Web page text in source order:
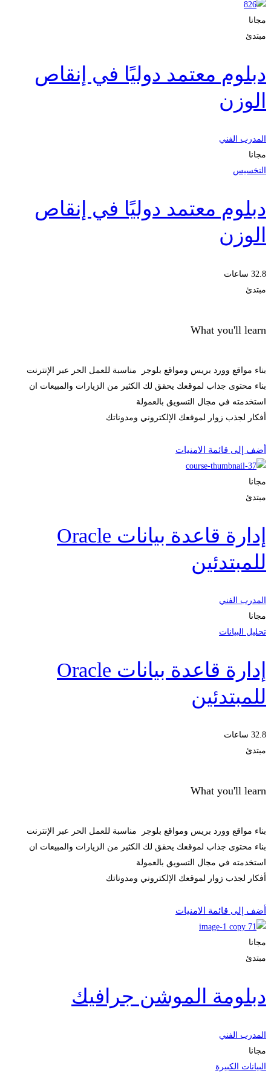
مجانا
مبتدئ
دبلوم معتمد دوليًا في إنقاص
الوزن
المدرب الفني
مجانا
التخسيس
دبلوم معتمد دوليًا في إنقاص
الوزن
32.8 ساعات
مبتدئ
What you'll learn
بناء مواقع وورد بريس ومواقع بلوجر مناسبة للعمل الحر عبر الإنترنت
بناء محتوى جذاب لموقعك يحقق لك الكثير من الزيارات والمبيعات ان
استخدمته في مجال التسويق بالعمولة
أفكار لجذب زوار لموقعك الإلكتروني ومدوناتك
أضف إلى قائمة الامنيات
مجانا
مبتدئ
إدارة قاعدة بيانات Oracle
للمبتدئين
المدرب الفني
مجانا
تحليل البيانات
إدارة قاعدة بيانات Oracle
للمبتدئين
32.8 ساعات
مبتدئ
What you'll learn
بناء مواقع وورد بريس ومواقع بلوجر مناسبة للعمل الحر عبر الإنترنت
بناء محتوى جذاب لموقعك يحقق لك الكثير من الزيارات والمبيعات ان
استخدمته في مجال التسويق بالعمولة
أفكار لجذب زوار لموقعك الإلكتروني ومدوناتك
أضف إلى قائمة الامنيات
مجانا
مبتدئ
دبلومة الموشن جرافيك
المدرب الفني
مجانا
البيانات الكبيرة